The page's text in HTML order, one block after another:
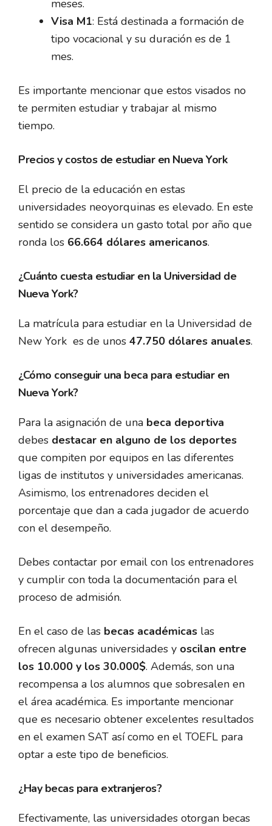
meses.
Visa M1: Está destinada a formación de
tipo vocacional y su duración es de 1
mes.
Es importante mencionar que estos visados no
te permiten estudiar y trabajar al mismo
tiempo.
Precios y costos de estudiar en Nueva York
El precio de la educación en estas
universidades neoyorquinas es elevado. En este
sentido se considera un gasto total por año que
ronda los 66.664 dólares americanos.
¿Cuánto cuesta estudiar en la Universidad de
Nueva York?
La matrícula para estudiar en la Universidad de
New York es de unos 47.750 dólares anuales.
¿Cómo conseguir una beca para estudiar en
Nueva York?
Para la asignación de una beca deportiva
debes destacar en alguno de los deportes
que compiten por equipos en las diferentes
ligas de institutos y universidades americanas.
Asimismo, los entrenadores deciden el
porcentaje que dan a cada jugador de acuerdo
con el desempeño.
Debes contactar por email con los entrenadores
y cumplir con toda la documentación para el
proceso de admisión.
En el caso de las becas académicas las
ofrecen algunas universidades y oscilan entre
los 10.000 y los 30.000$. Además, son una
recompensa a los alumnos que sobresalen en
el área académica. Es importante mencionar
que es necesario obtener excelentes resultados
en el examen SAT así como en el TOEFL para
optar a este tipo de beneficios.
¿Hay becas para extranjeros?
Efectivamente, las universidades otorgan becas